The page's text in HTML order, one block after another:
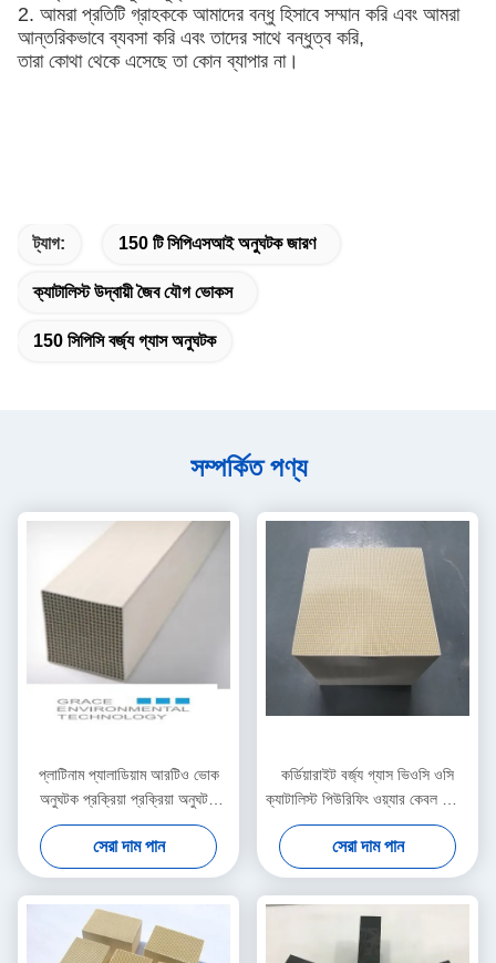
2. আমরা প্রতিটি গ্রাহককে আমাদের বন্ধু হিসাবে সম্মান করি এবং আমরা
আন্তরিকভাবে ব্যবসা করি এবং তাদের সাথে বন্ধুত্ব করি,
তারা কোথা থেকে এসেছে তা কোন ব্যাপার না।
ট্যাগ: 150 টি সিপিএসআই অনুঘটক জারণ
ক্যাটালিস্ট উদ্বায়ী জৈব যৌগ ভোকস
150 সিপিসি বর্জ্য গ্যাস অনুঘটক
সম্পর্কিত পণ্য
প্লাটিনাম প্যালাডিয়াম আরটিও ভোক
অনুঘটক প্রক্রিয়া প্রক্রিয়া অনুঘটক
জারণ প্রক্রিয়া
সেরা দাম পান
কর্ডিয়ারাইট বর্জ্য গ্যাস ভিওসি ওসি
ক্যাটালিস্ট পিউরিফিং ওয়্যার কেবল কেবল
তারের যন্ত্রপাতি সংক্রান্ত শিল্প
সেরা দাম পান